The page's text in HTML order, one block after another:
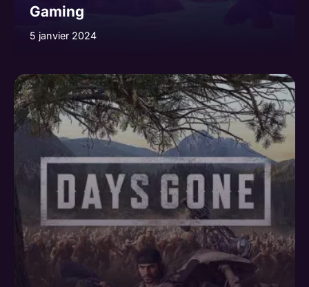
Gaming
5 janvier 2024